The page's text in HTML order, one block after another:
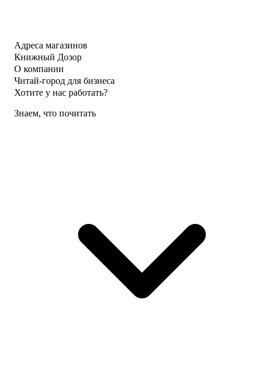
Адреса магазинов
Книжный Дозор
О компании
Читай-город для бизнеса
Хотите у нас работать?
Знаем, что почитать